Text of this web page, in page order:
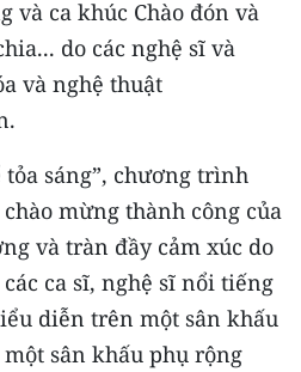
và ca khúc Chào đón và
do các nghệ sĩ và
và nghệ thuật
sáng”, chương trình
mừng thành công của
và tràn đầy cảm xúc do
ca sĩ, nghệ sĩ nổi tiếng
diễn trên một sân khấu
một sân khấu phụ rộng